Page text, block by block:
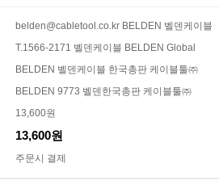
belden@cabletool.co.kr BELDEN 벨덴케이블
T.1566-2171 벨덴케이블 BELDEN Global
BELDEN 벨덴케이블 한국총판 케이블툴㈜
BELDEN 9773 벨덴한국총판 케이블툴㈜
13,600원
13,600원
주문시 결제